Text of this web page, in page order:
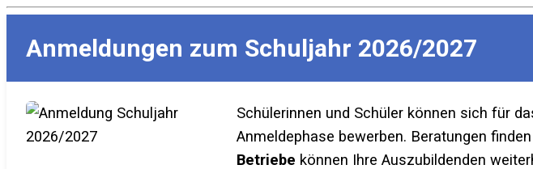
Anmeldungen zum Schuljahr 2026/2027
Schülerinnen und Schüler können sich für
Anmeldephase bewerben. Beratungen
Betriebe können Ihre Auszubildenden